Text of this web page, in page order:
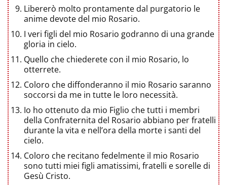
Libererò molto prontamente dal purgatorio le
anime devote del mio Rosario.
I veri figli del mio Rosario godranno di una grande
gloria in cielo.
Quello che chiederete con il mio Rosario, lo
otterrete.
Coloro che diffonderanno il mio Rosario saranno
soccorsi da me in tutte le loro necessità.
Io ho ottenuto da mio Figlio che tutti i membri
della Confraternita del Rosario abbiano per fratelli
durante la vita e nell’ora della morte i santi del
cielo.
Coloro che recitano fedelmente il mio Rosario
sono tutti miei figli amatissimi, fratelli e sorelle di
Gesù Cristo.